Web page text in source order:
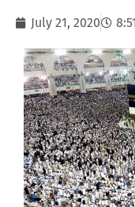
July 21, 2020